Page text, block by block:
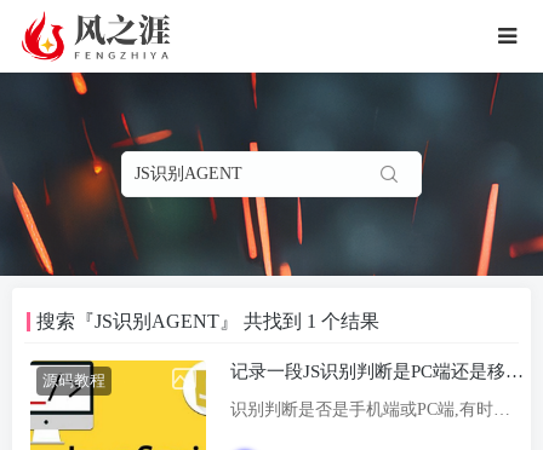
搜索『JS识别AGENT』 共找到 1 个结果
源码教程
记录一段JS识别判断是PC端还是移动
血鸿蒙识别
识别判断是否是手机端或PC端,有时候